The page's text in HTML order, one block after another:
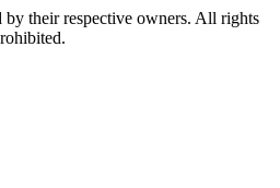
by their respective owners. All rights